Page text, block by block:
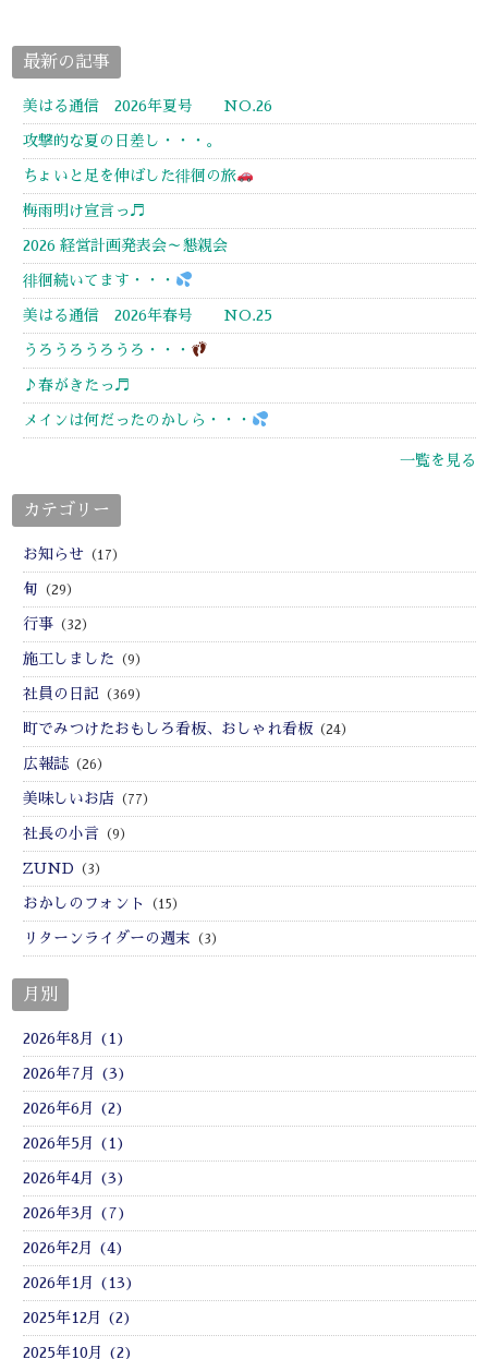
最新の記事
美はる通信 2026年夏号 NO.26
攻撃的な夏の日差し・・・。
ちょいと足を伸ばした徘徊の旅
梅雨明け宣言っ♬
2026 経営計画発表会～懇親会
徘徊続いてます・・・
美はる通信 2026年春号 NO.25
うろうろうろうろ・・・
♪春がきたっ♬
メインは何だったのかしら・・・
一覧を見る
カテゴリー
お知らせ （17）
旬 （29）
行事 （32）
施工しました （9）
社員の日記 （369）
町でみつけたおもしろ看板、おしゃれ看板 （24）
広報誌 （26）
美味しいお店 （77）
社長の小言 （9）
ZUND （3）
おかしのフォント （15）
リターンライダーの週末 （3）
月別
2026年8月 (1)
2026年7月 (3)
2026年6月 (2)
2026年5月 (1)
2026年4月 (3)
2026年3月 (7)
2026年2月 (4)
2026年1月 (13)
2025年12月 (2)
2025年10月 (2)